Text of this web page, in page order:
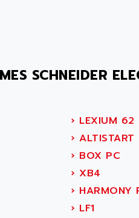
SCHNEIDER
› LEXIUM 62
› ALTISTART
› BOX PC
› XB4
› HARMONY
› LF1